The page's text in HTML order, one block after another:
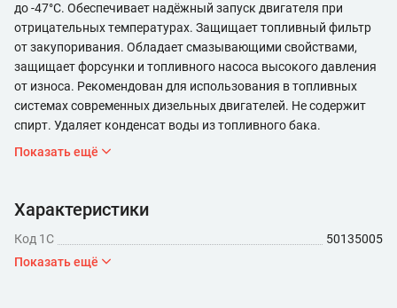
до -47°С. Обеспечивает надёжный запуск двигателя при
отрицательных температурах. Защищает топливный фильтр
от закупоривания. Обладает смазывающими свойствами,
защищает форсунки и топливного насоса высокого давления
от износа. Рекомендован для использования в топливных
системах современных дизельных двигателей. Не содержит
спирт. Удаляет конденсат воды из топливного бака.
Показать ещё
Характеристики
Код 1С
50135005
Показать ещё